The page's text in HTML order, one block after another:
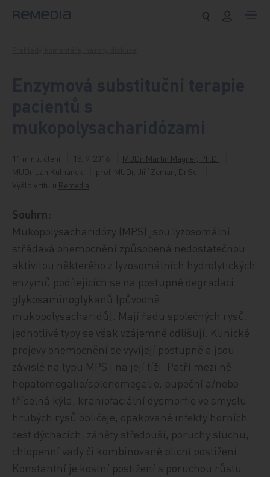
11 minut čtení 18. 9. 2016
MUDr. Martin Magner, Ph.D.
MUDr. Jan Kulhánek
prof. MUDr. Jiří Zeman, DrSc.
Vyšlo v titulu Remedia
Souhrn:
Mukopolysacharidózy (MPS) jsou lyzosomální
střádavá onemocnění způsobená nedostatečnou
aktivitou některého z lyzosomálních hydrolytických
enzymů podílejících se na postupné degradaci
glykosaminoglykanů (původně
mukopolysacharidů). Mají řadu společných rysů,
jednotlivé typy se však vzájemně odlišují. Klinické
projevy onemocnění se vyvíjejí postupně a jsou
závislé na typu MPS i na její tíži. Patří mezi ně
hepatomegalie/splenomegalie, pupeční a/nebo
tříselná kýla, kraniofaciální dysmorfie ve smyslu
hrubých rysů obličeje, opakované infekty horních
cest dýchacích, záněty středouší, poruchy sluchu,
chlopenní vady či kombinované plicní postižení.
Konstantní je kostní postižení s poruchou růstu,